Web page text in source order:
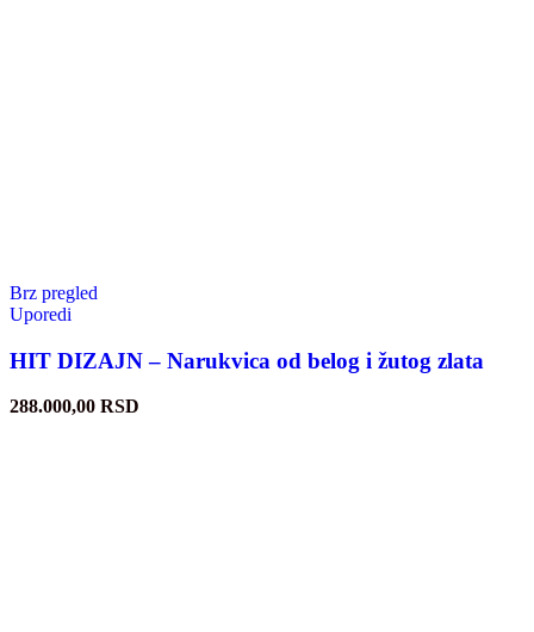
Brz pregled
Uporedi
HIT DIZAJN – Narukvica od belog i žutog zlata
288.000,00 RSD